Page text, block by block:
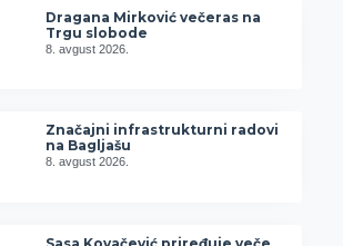
Dragana Mirković večeras na
Trgu slobode
8. avgust 2026.
Značajni infrastrukturni radovi
na Bagljašu
8. avgust 2026.